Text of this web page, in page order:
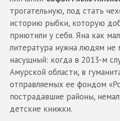
трогательную, под стать
историю рыбки, которую
приютили у себя. Яна как
литература нужна людям не
насущный: когда в 2013-м
Амурской области, в
отправляемых ее фондом
пострадавшие районы,
детские книжки.